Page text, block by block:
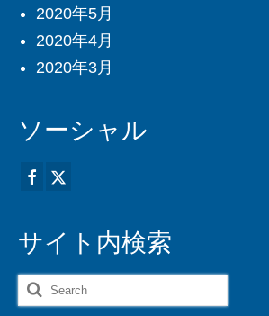
2020年5月
2020年4月
2020年3月
ソーシャル
サイト内検索
Search